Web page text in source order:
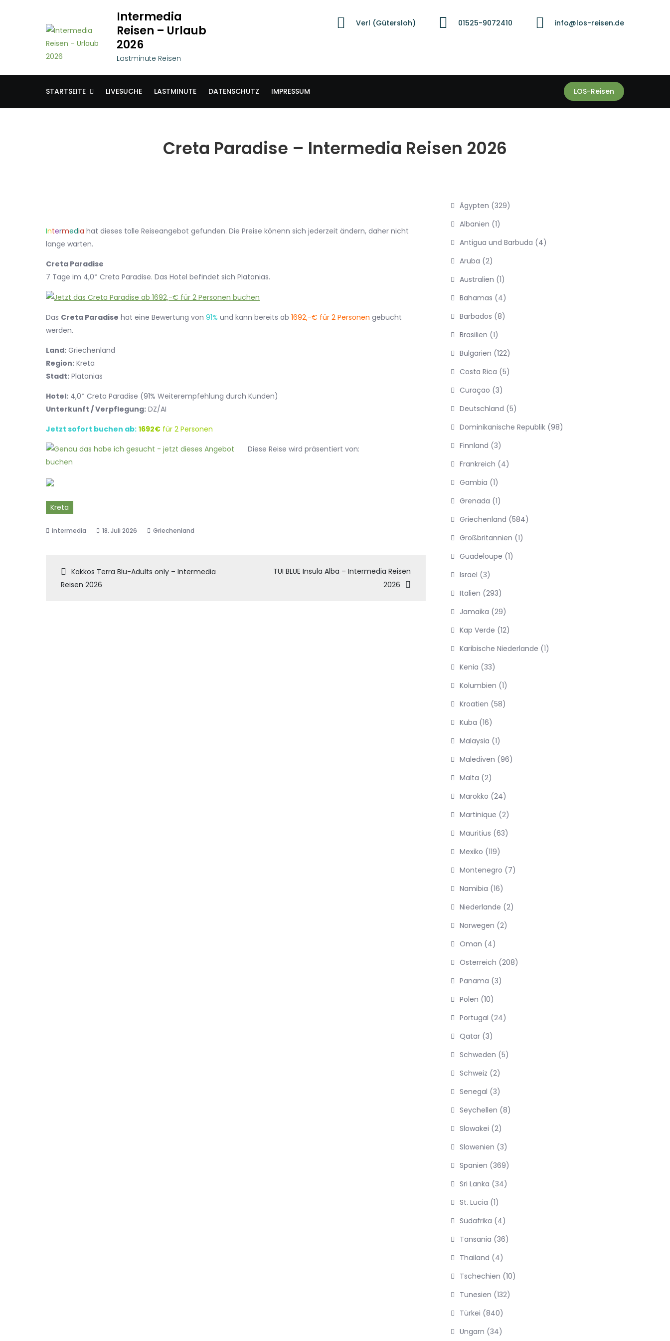
Intermedia
Reisen – Urlaub
2026
Lastminute Reisen
Verl (Gütersloh) 01525-9072410 info@los-reisen.de
STARTSEITE LIVESUCHE LASTMINUTE DATENSCHUTZ IMPRESSUM LOS-Reisen
Creta Paradise – Intermedia Reisen 2026
Intermedia hat dieses tolle Reiseangebot gefunden. Die Preise könenn sich jederzeit ändern, daher nicht
lange warten.
Creta Paradise
7 Tage im 4,0* Creta Paradise. Das Hotel befindet sich Platanias.
Das Creta Paradise hat eine Bewertung von 91% und kann bereits ab 1692,-€ für 2 Personen gebucht
werden.
Land: Griechenland
Region: Kreta
Stadt: Platanias
Hotel: 4,0* Creta Paradise (91% Weiterempfehlung durch Kunden)
Unterkunft / Verpflegung: DZ/AI
Jetzt sofort buchen ab: 1692€ für 2 Personen
Diese Reise wird präsentiert von:
Kreta
18. Juli 2026 Griechenland
Beitragsnavigation
Kakkos Terra Blu-Adults only – Intermedia
Reisen 2026
TUI BLUE Insula Alba – Intermedia Reisen
2026
Ägypten (329)
Albanien (1)
Antigua und Barbuda (4)
Aruba (2)
Australien (1)
Bahamas (4)
Barbados (8)
Brasilien (1)
Bulgarien (122)
Costa Rica (5)
Curaçao (3)
Deutschland (5)
Dominikanische Republik (98)
Finnland (3)
Frankreich (4)
Gambia (1)
Grenada (1)
Griechenland (584)
Großbritannien (1)
Guadeloupe (1)
Israel (3)
Italien (293)
Jamaika (29)
Kap Verde (12)
Karibische Niederlande (1)
Kenia (33)
Kolumbien (1)
Kroatien (58)
Kuba (16)
Malaysia (1)
Malediven (96)
Malta (2)
Marokko (24)
Martinique (2)
Mauritius (63)
Mexiko (119)
Montenegro (7)
Namibia (16)
Niederlande (2)
Norwegen (2)
Oman (4)
Österreich (208)
Panama (3)
Polen (10)
Portugal (24)
Qatar (3)
Schweden (5)
Schweiz (2)
Senegal (3)
Seychellen (8)
Slowakei (2)
Slowenien (3)
Spanien (369)
Sri Lanka (34)
St. Lucia (1)
Südafrika (4)
Tansania (36)
Thailand (4)
Tschechien (10)
Tunesien (132)
Türkei (840)
Ungarn (34)